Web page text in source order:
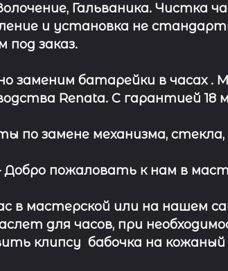
Гальваника. Чистка
и установка не
под заказ.
заменим батарейки в часах .
Renata. С гарантией 18
по замене механизма,
Добро пожаловать к нам в
в мастерской или на нашем
для часов, при
клипсу бабочка на